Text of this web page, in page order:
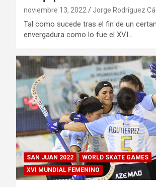
noviembre 13, 2022 Jorge Rodríguez
Tal como sucede tras el fin de un
envergadura como lo fue el XVI…
SAN JUAN 2022
WORLD SKATE GAMES
XVI MUNDIAL FEMENINO